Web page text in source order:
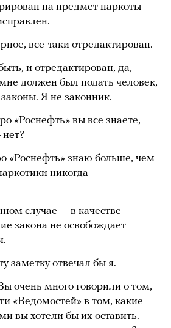
на предмет наркоты —
все-таки отредактирован.
и отредактирован, да,
должен был подать человек,
Я не законник.
«Роснефть» вы все знаете,
«Роснефть» знаю больше, чем
никогда
случае — в качестве
закона не освобождает
заметку отвечал бы я.
очень много говорили о том,
«Ведомостей» в том, какие
вы хотели бы их оставить.